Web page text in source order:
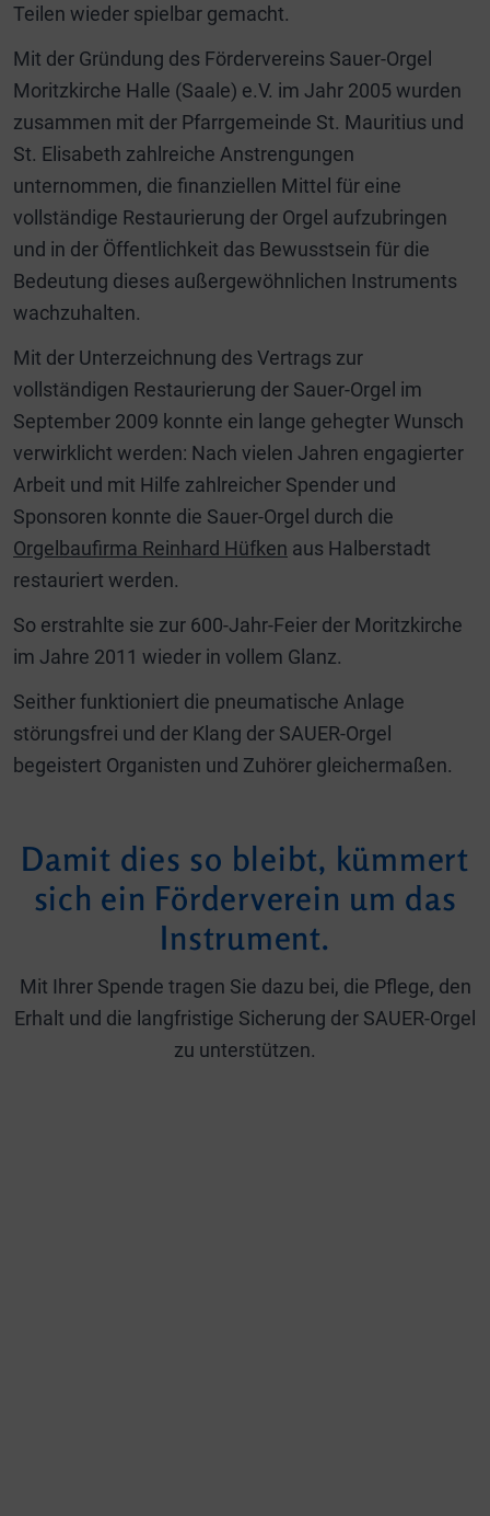
Teilen wieder spielbar gemacht.
Mit der Gründung des Fördervereins Sauer-Orgel
Moritzkirche Halle (Saale) e.V. im Jahr 2005 wurden
zusammen mit der Pfarrgemeinde St. Mauritius und
St. Elisabeth zahlreiche Anstrengungen
unternommen, die finanziellen Mittel für eine
vollständige Restaurierung der Orgel aufzubringen
und in der Öffentlichkeit das Bewusstsein für die
Bedeutung dieses außergewöhnlichen Instruments
wachzuhalten.
Mit der Unterzeichnung des Vertrags zur
vollständigen Restaurierung der Sauer-Orgel im
September 2009 konnte ein lange gehegter Wunsch
verwirklicht werden: Nach vielen Jahren engagierter
Arbeit und mit Hilfe zahlreicher Spender und
Sponsoren konnte die Sauer-Orgel durch die
Orgelbaufirma Reinhard Hüfken aus Halberstadt
restauriert werden.
So erstrahlte sie zur 600-Jahr-Feier der Moritzkirche
im Jahre 2011 wieder in vollem Glanz.
Seither funktioniert die pneumatische Anlage
störungsfrei und der Klang der SAUER-Orgel
begeistert Organisten und Zuhörer gleichermaßen.
Damit dies so bleibt, kümmert
sich ein Förderverein um das
Instrument.
Mit Ihrer Spende tragen Sie dazu bei, die Pflege, den
Erhalt und die langfristige Sicherung der SAUER-Orgel
zu unterstützen.